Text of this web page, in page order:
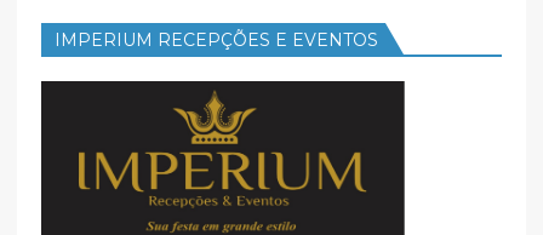
IMPERIUM RECEPÇÕES E EVENTOS